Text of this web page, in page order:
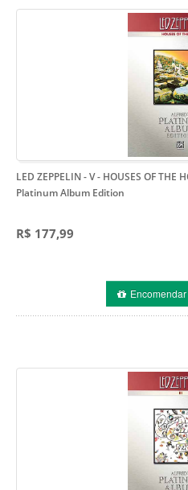
LED ZEPPELIN - V - HOUSES OF THE
Platinum Album Edition
R$ 177,99
Encomendar